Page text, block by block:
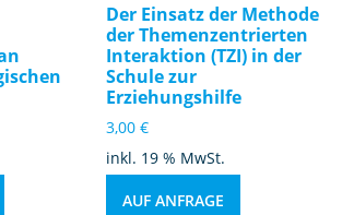
Der Einsatz der Methode
der Themenzentrierten
Interaktion (TZI) in der
Schule zur
Erziehungshilfe
3,00€
inkl. 19 % MwSt.
AUF ANFRAGE